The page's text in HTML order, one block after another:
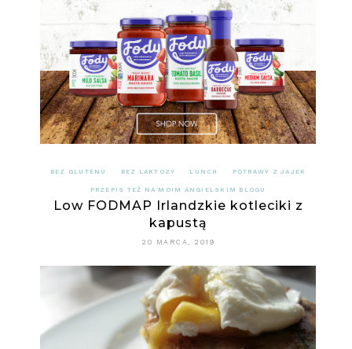
BEZ GLUTENU BEZ LAKTOZY LUNCH POTRAWY Z JAJEK
PRZEPIS TEŻ NA MOIM ANGIELSKIM BLOGU
Low FODMAP Irlandzkie kotleciki z
kapustą
20 MARCA, 2019